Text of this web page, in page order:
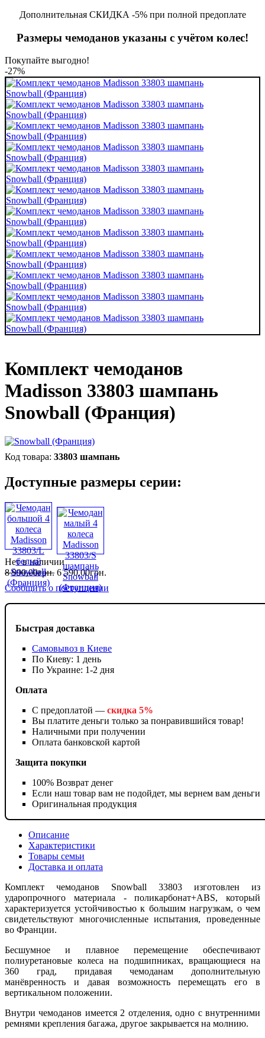
Дополнительная СКИДКА -5% при полной предоплате
Размеры чемоданов указаны с учётом колес!
Покупайте выгодно!
-27%
Комплект чемоданов
Madisson 33803 шампань
Snowball (Франция)
Быстрая доставка
Самовывоз в Киеве
По Киеву: 1 день
По Украине: 1-2 дня
Оплата
С предоплатой — скидка 5%
Вы платите деньги только за понравившийся товар!
Наличными при получении
Оплата банковской картой
Защита покупки
100% Возврат денег
Если наш товар вам не подойдет, мы вернем вам деньги
Оригинальная продукция
33803 шампань
Доступные размеры серии:
Нет в наличии
8 990,00грн. 6 590,00грн.
Сообщить о поступлении
Описание
Характеристики
Товары семьи
Доставка и оплата
Комплект чемоданов Snowball 33803 изготовлен из
ударопрочного материала - поликарбонат+ABS, который
характеризуется устойчивостью к большим нагрузкам, о чем
свидетельствуют многочисленные испытания, проведенные
во Франции.
Бесшумное и плавное перемещение обеспечивают
полиуретановые колеса на подшипниках, вращающиеся на
360 град, придавая чемоданам дополнительную
манёвренность и давая возможность перемещать его в
вертикальном положении.
Внутри чемоданов имеется 2 отделения, одно с внутренними
ремнями крепления багажа, другое закрывается на молнию.